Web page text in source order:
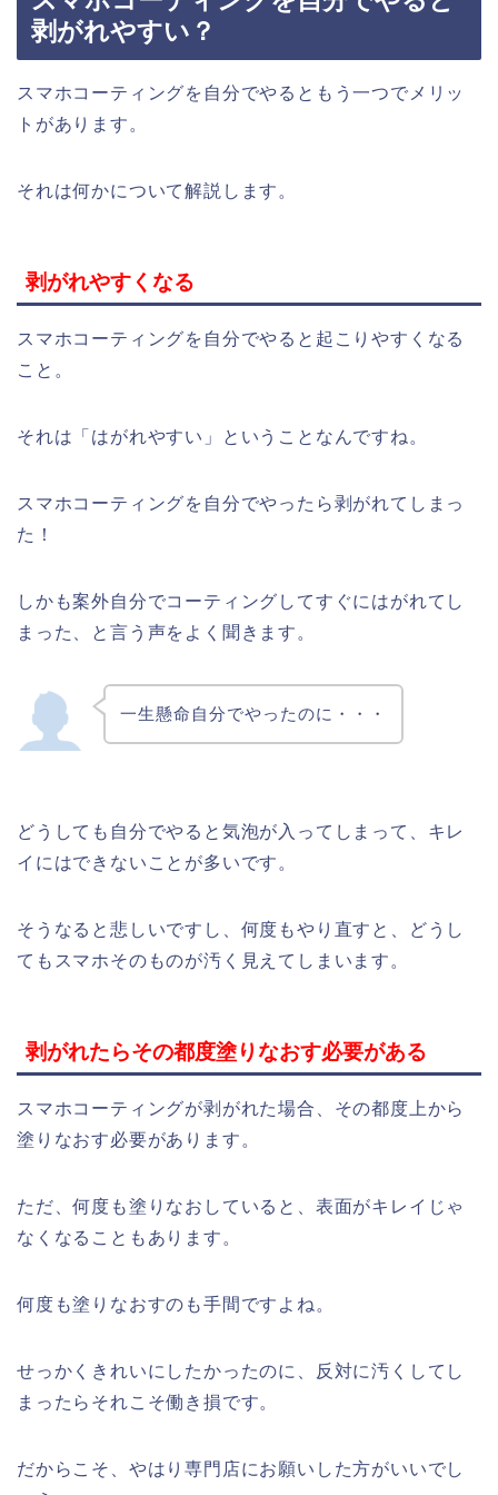
剥がれやすい？
スマホコーティングを自分でやるともう一つでメリッ
トがあります。
それは何かについて解説します。
剥がれやすくなる
スマホコーティングを自分でやると起こりやすくなる
こと。
それは「はがれやすい」ということなんですね。
スマホコーティングを自分でやったら剥がれてしまっ
た！
しかも案外自分でコーティングしてすぐにはがれてし
まった、と言う声をよく聞きます。
一生懸命自分でやったのに・・・
どうしても自分でやると気泡が入ってしまって、キレ
イにはできないことが多いです。
そうなると悲しいですし、何度もやり直すと、どうし
てもスマホそのものが汚く見えてしまいます。
剥がれたらその都度塗りなおす必要がある
スマホコーティングが剥がれた場合、その都度上から
塗りなおす必要があります。
ただ、何度も塗りなおしていると、表面がキレイじゃ
なくなることもあります。
何度も塗りなおすのも手間ですよね。
せっかくきれいにしたかったのに、反対に汚くしてし
まったらそれこそ働き損です。
だからこそ、やはり専門店にお願いした方がいいでし